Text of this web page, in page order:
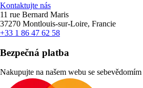
Kontaktujte nás
11 rue Bernard Maris
37270 Montlouis-sur-Loire, Francie
+33 1 86 47 62 58
Bezpečná platba
Nakupujte na našem webu se sebevědomím